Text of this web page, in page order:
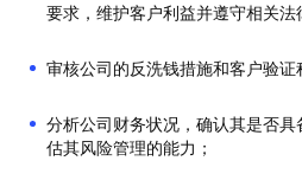
要求，维护客户利益并遵守相关法
审核公司的反洗钱措施和客户验证
分析公司财务状况，确认其是否
估其风险管理的能力；